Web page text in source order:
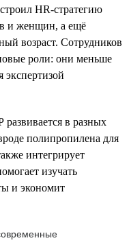
HR-стратегию
и женщин, а ещё
возраст. Сотрудников
роли: они меньше
экспертизой
в разных
полипропилена для
интегрирует
изучать
и экономит